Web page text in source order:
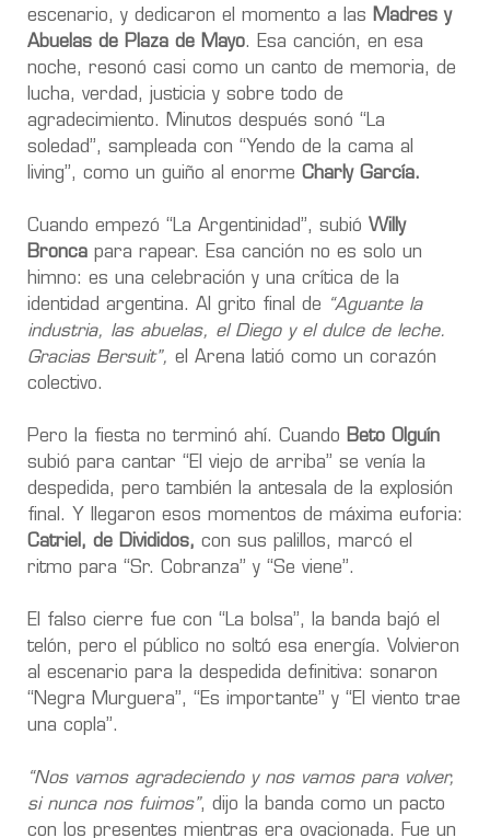
escenario, y dedicaron el momento a las
Madres y
Abuelas de Plaza de Mayo. Esa canción, en esa
noche, resonó casi como un canto de memoria, de
lucha, verdad, justicia y sobre todo de
agradecimiento. Minutos después sonó “La
soledad”, sampleada con “Yendo de la cama al
living”, como un guiño al enorme Charly García.
Cuando empezó “La Argentinidad”, subió Willy
Bronca para rapear. Esa canción no es solo un
himno: es una celebración y una crítica de la
identidad argentina. Al grito final de
“Aguante la
industria, las abuelas, el Diego y el dulce de leche.
Gracias Bersuit”, el Arena latió como un corazón
colectivo.
Pero la fiesta no terminó ahí. Cuando Beto Olguín
subió para cantar “El viejo de arriba” se venía la
despedida, pero también la antesala de la explosión
final. Y llegaron esos momentos de máxima euforia:
Catriel, de Divididos, con sus palillos, marcó el
ritmo para “Sr. Cobranza” y “Se viene”.
El falso cierre fue con “La bolsa”, la banda bajó el
telón, pero el público no soltó esa energía. Volvieron
al escenario para la despedida definitiva: sonaron
“Negra Murguera”, “Es importante” y “El viento trae
una copla”.
“Nos vamos agradeciendo y nos vamos para volver,
si nunca nos fuimos”, dijo la banda como un pacto
con los presentes mientras era ovacionada. Fue un